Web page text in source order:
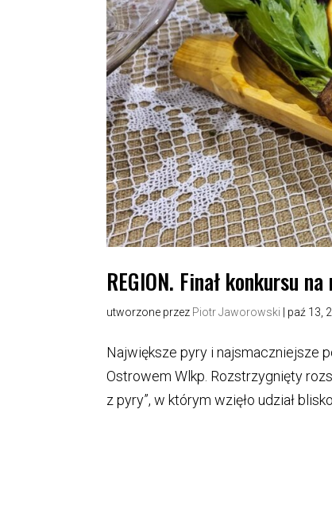
REGION. Finał konkursu
utworzone przez Piotr Jaworowski paź 13,
Największe pyry i najsmaczniejsze
Ostrowem Wlkp. Rozstrzygnięty
z pyry”, w którym wzięło udział